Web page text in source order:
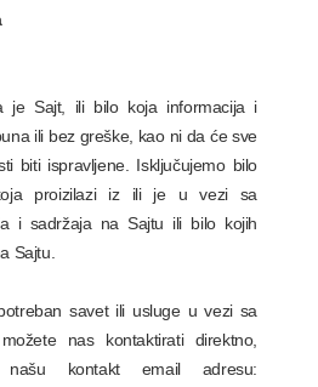
je Sajt, ili bilo koja informacija i
ili bez greške, kao ni da će sve
biti ispravljene. Isključujemo bilo
proizilazi iz ili je u vezi sa
i sadržaja na Sajtu ili bilo kojih
Sajtu.
savet ili usluge u vezi sa
nas kontaktirati direktno,
kontakt email adresu: